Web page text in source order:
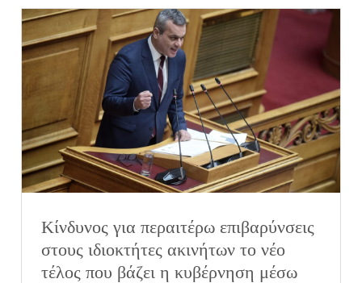
Κίνδυνος για περαιτέρω επιβαρύνσεις
στους ιδιοκτήτες ακινήτων το νέο
τέλος που βάζει η κυβέρνηση μέσω